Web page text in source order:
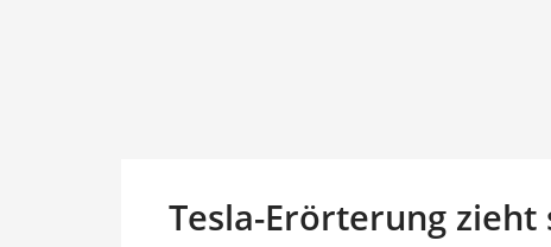
Tesla-Erörterung zieht